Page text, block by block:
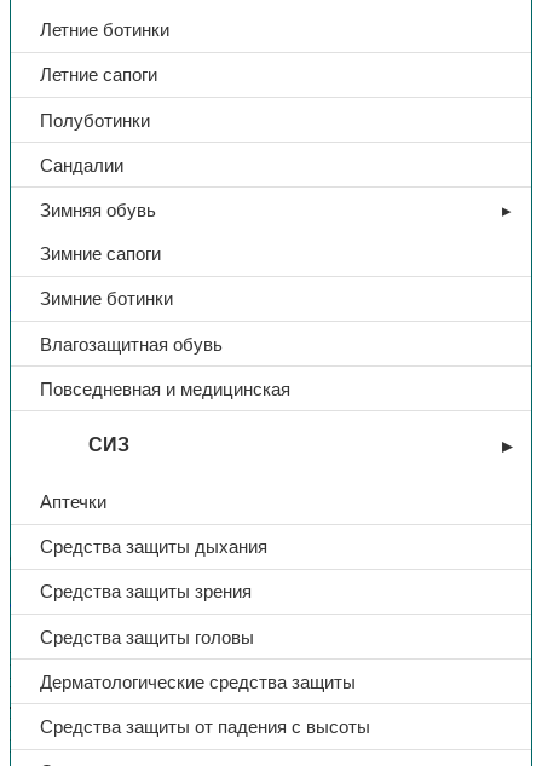
Летние ботинки
Летние сапоги
Полуботинки
Сандалии
Зимняя обувь
Зимние сапоги
Зимние ботинки
Влагозащитная обувь
Повседневная и медицинская
СИЗ
Аптечки
Средства защиты дыхания
Средства защиты зрения
Средства защиты головы
Дерматологические средства защиты
Средства защиты от падения с высоты
Защита рук
Перчатки «Gward VibroHIT
2.0», ADAMAS-волокна с
латексным покрытием, арт.
L1401
649,00₽
В избранное
Противопорезная основа 5-го класса прочности из ADAMAS-
нитей
Латексные подушечки на одной стороне
Вспененный латекс на другой
Перчатки, защищающие от вибрации, часто имеют одну